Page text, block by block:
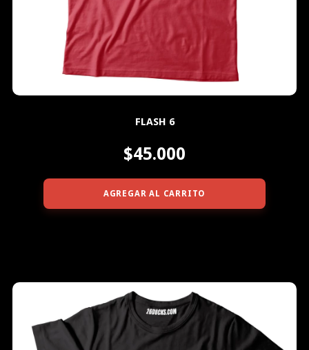
FLASH 6
$45.000
AGREGAR AL CARRITO